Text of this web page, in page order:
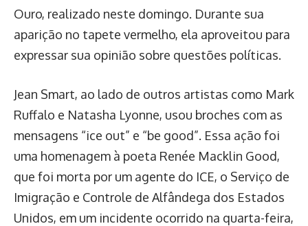
Ouro, realizado neste domingo. Durante sua
aparição no tapete vermelho, ela aproveitou para
expressar sua opinião sobre questões políticas.
Jean Smart, ao lado de outros artistas como Mark
Ruffalo e Natasha Lyonne, usou broches com as
mensagens “ice out” e “be good”. Essa ação foi
uma homenagem à poeta Renée Macklin Good,
que foi morta por um agente do ICE, o Serviço de
Imigração e Controle de Alfândega dos Estados
Unidos, em um incidente ocorrido na quarta-feira,